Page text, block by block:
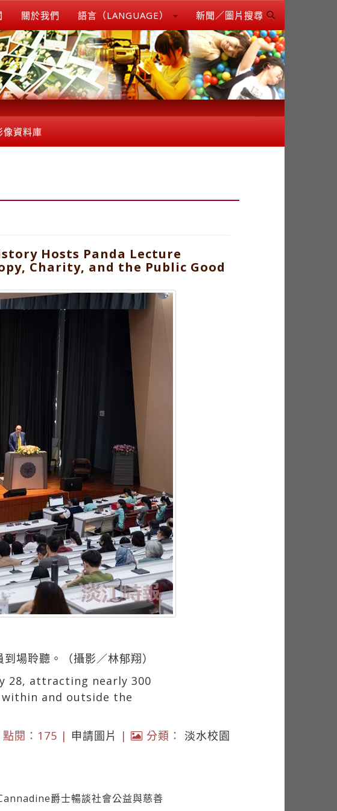
關於我們 語言（LANGUAGE） 新聞／圖片搜尋
像資料庫
Hosts Panda Lecture
Charity, and the Public Good
場聆聽。（攝影／林郁翔）
28, attracting nearly 300
and outside the
點閱：175 | 申請圖片 | 分類： 淡水校園
爵士暢談社會公益與慈善